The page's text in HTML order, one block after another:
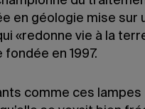
en géologie mise sur
«redonne vie à la
en 1997.
comme ces lampes